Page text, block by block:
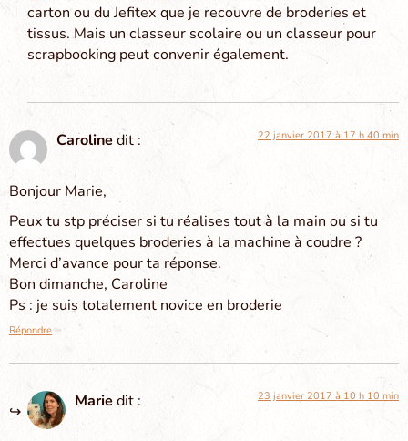
carton ou du Jefitex que je recouvre de broderies et
tissus. Mais un classeur scolaire ou un classeur pour
scrapbooking peut convenir également.
Carolinedit : 22 janvier 2017 à 17 h 40 min
Bonjour Marie,
Peux tu stp préciser si tu réalises tout à la main ou si tu
effectues quelques broderies à la machine à coudre ?
Merci d’avance pour ta réponse.
Bon dimanche, Caroline
Ps : je suis totalement novice en broderie
Répondre
Mariedit : 23 janvier 2017 à 10 h 10 min